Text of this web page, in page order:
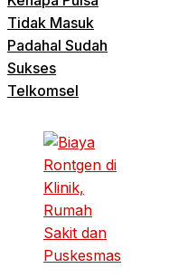
Tidak Masuk
Padahal Sudah
Sukses
Telkomsel